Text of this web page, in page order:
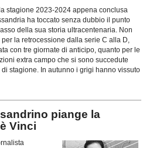
stagione 2023-2024 appena conclusa
ha toccato senza dubbio il punto
della sua storia ultracentenaria. Non
per la retrocessione dalla serie C alla D,
con tre giornate di anticipo, quanto per le
extra campo che si sono succedute
stagione. In autunno i grigi hanno vissuto
piange la
Vinci